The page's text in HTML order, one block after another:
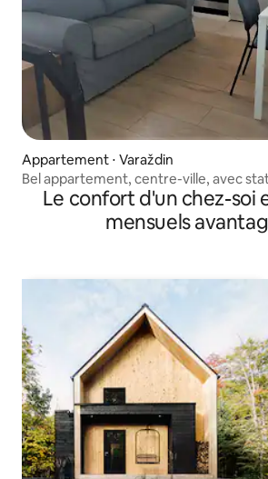
Appartement ⋅ Varaždin
Bel appartement, centre-ville, avec
Le confort d'un chez-soi
mensuels